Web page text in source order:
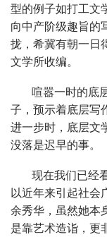
型的例子如打工文
向中产阶级趣旨的
拢，希冀有朝一日
文学所收编。
喧嚣一时的底
子，预示着底层写
进一步时，底层文
没落是迟早的事。
现在我们已经
以近年来引起社会
余秀华，虽然她本
是靠艺术造诣，更